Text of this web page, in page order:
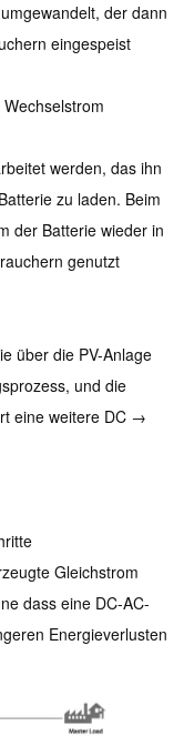
der dann
eingespeist
werden, das ihn
zu laden. Beim
der Batterie wieder in
genutzt
über die PV-Anlage
und die
eine weitere DC →
Gleichstrom
dass eine DC-AC-
Energieverlusten